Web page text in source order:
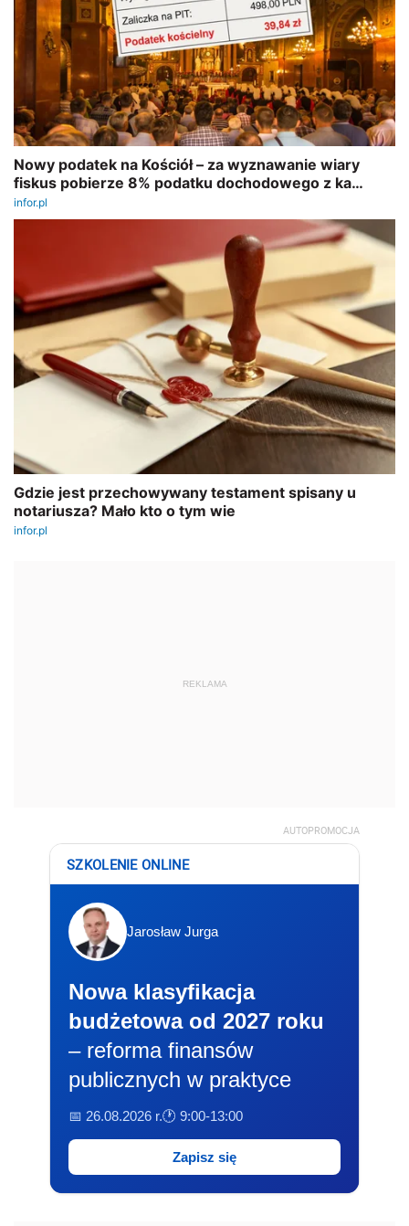
REKLAMA
AUTOPROMOCJA
SZKOLENIE ONLINE
Jarosław Jurga
Nowa klasyfikacja
budżetowa od 2027 roku
– reforma finansów
publicznych w praktyce
📅 26.08.2026 r.🕐 9:00-13:00
Zapisz się